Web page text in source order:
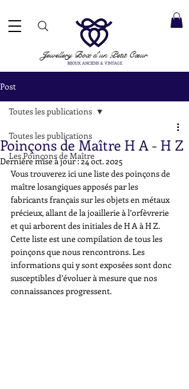
Jewellery Boxd'un Petit Cœur
BIJOUX ANCIENS & VINTAGE
Post
Toutes les publications
Les Poinçons de Maître
Toutes les publications
Poinçons de Maître H A - H Z
Dernière mise à jour :24 oct. 2025
Vous trouverez ici une liste des poinçons de
maître losangiques apposés par les
fabricants français sur les objets en métaux
précieux, allant de la joaillerie à l’orfèvrerie
et qui arborent des initiales de H A à H Z.
Cette liste est une compilation de tous les
poinçons que nous rencontrons. Les
informations qui y sont exposées sont donc
susceptibles d’évoluer à mesure que nos
connaissances progressent.